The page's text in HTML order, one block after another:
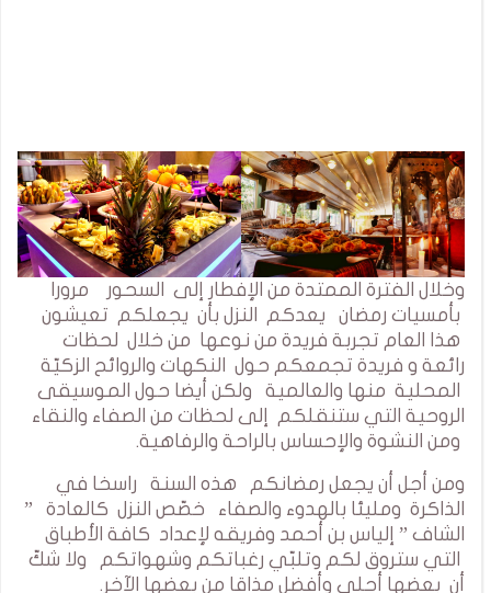
وخلال الفترة الممتدة من الإفطار إلى السحور مرورا
بأمسيات رمضان يعدكم النزل بأن يجعلكم تعيشون
هذا العام تجربة فريدة من نوعها من خلال لحظات
رائعة و فريدة تجمعكم حول النكهات والروائح الزكيّة
المحلية منها والعالمية ولكن أيضا حول الموسيقى
الروحية التي ستنقلكم إلى لحظات من الصفاء والنقاء
ومن النشوة والإحساس بالراحة والرفاهية.
ومن أجل أن يجعل رمضانكم هذه السنة راسخا في
الذاكرة ومليئا بالهدوء والصفاء خصّص النزل كالعادة ”
الشاف ” إلياس بن أحمد وفريقه لإعداد كافة الأطباق
التي ستروق لكم وتلبّي رغباتكم وشهواتكم ولا شكّ
أن بعضها أحلى وأفضل مذاقا من بعضها الآخر.